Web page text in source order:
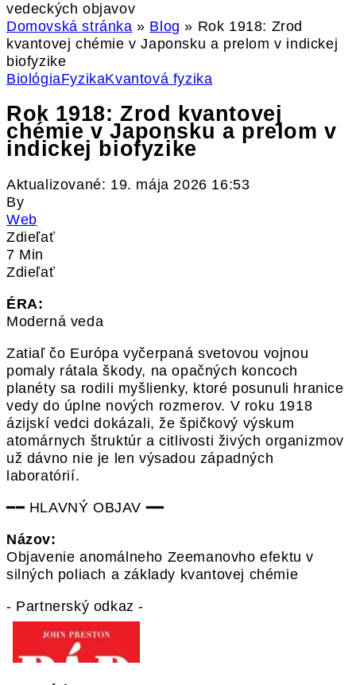
vedeckých objavov
Domovská stránka » Blog » Rok 1918: Zrod
kvantovej chémie v Japonsku a prelom v indickej
biofyzike
BiológiaFyzikaKvantová fyzika
Rok 1918: Zrod kvantovej
chémie v Japonsku a prelom v
indickej biofyzike
Aktualizované: 19. mája 2026 16:53
By
Web
Zdieľať
7 Min
Zdieľať
ÉRA:
Moderná veda
Zatiaľ čo Európa vyčerpaná svetovou vojnou
pomaly rátala škody, na opačných koncoch
planéty sa rodili myšlienky, ktoré posunuli hranice
vedy do úplne nových rozmerov. V roku 1918
ázijskí vedci dokázali, že špičkový výskum
atomárnych štruktúr a citlivosti živých organizmov
už dávno nie je len výsadou západných
laboratórií.
━━ HLAVNÝ OBJAV ━━
Názov:
Objavenie anomálneho Zeemanovho efektu v
silných poliach a základy kvantovej chémie
- Partnerský odkaz -